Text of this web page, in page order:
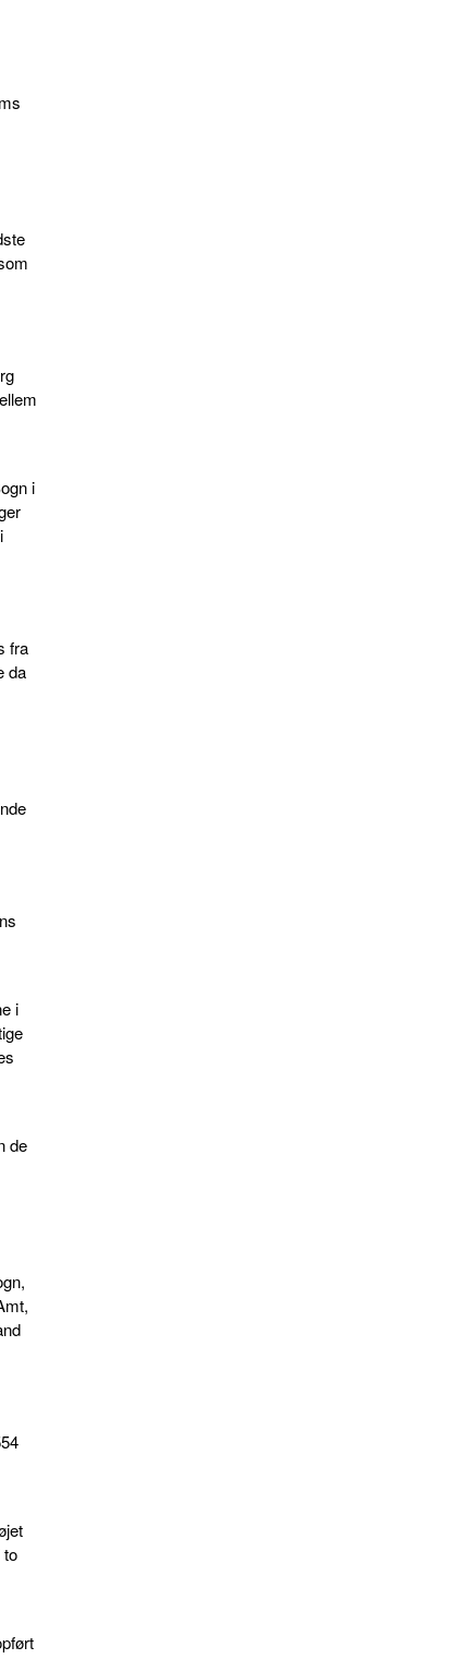
i
fra
da
i
de
to